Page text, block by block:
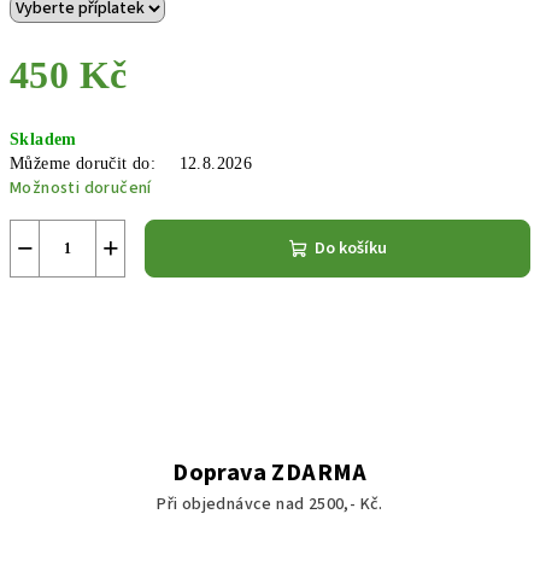
450 Kč
cena:
Skladem
Můžeme doručit do:
12.8.2026
Možnosti doručení
+
− Do košíku
Doprava ZDARMA
Při objednávce nad 2500,- Kč.